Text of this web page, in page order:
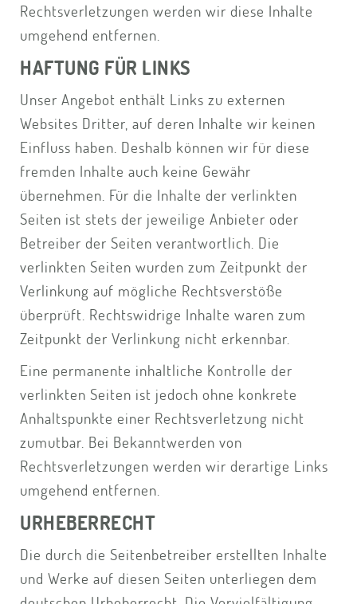
Rechtsverletzungen werden wir diese Inhalte
umgehend entfernen.
HAFTUNG FÜR LINKS
Unser Angebot enthält Links zu externen
Websites Dritter, auf deren Inhalte wir keinen
Einfluss haben. Deshalb können wir für diese
fremden Inhalte auch keine Gewähr
übernehmen. Für die Inhalte der verlinkten
Seiten ist stets der jeweilige Anbieter oder
Betreiber der Seiten verantwortlich. Die
verlinkten Seiten wurden zum Zeitpunkt der
Verlinkung auf mögliche Rechtsverstöße
überprüft. Rechtswidrige Inhalte waren zum
Zeitpunkt der Verlinkung nicht erkennbar.
Eine permanente inhaltliche Kontrolle der
verlinkten Seiten ist jedoch ohne konkrete
Anhaltspunkte einer Rechtsverletzung nicht
zumutbar. Bei Bekanntwerden von
Rechtsverletzungen werden wir derartige Links
umgehend entfernen.
URHEBERRECHT
Die durch die Seitenbetreiber erstellten Inhalte
und Werke auf diesen Seiten unterliegen dem